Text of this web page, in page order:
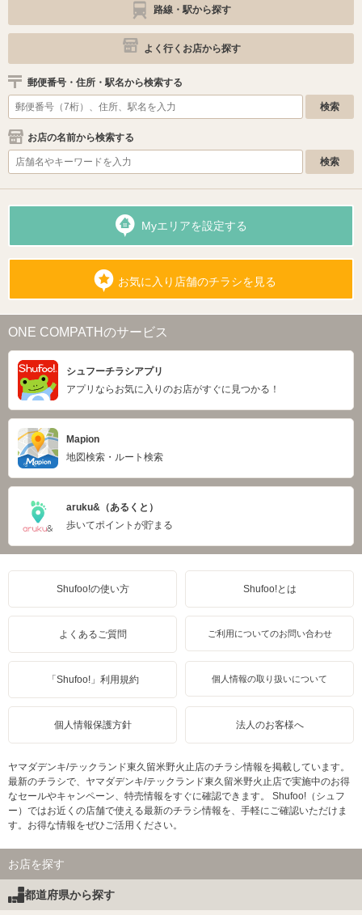
路線・駅から探す
よく行くお店から探す
郵便番号・住所・駅名から検索する
お店の名前から検索する
Myエリアを設定する
お気に入り店舗のチラシを見る
ONE COMPATHのサービス
シュフーチラシアプリ
アプリならお気に入りのお店がすぐに見つかる！
Mapion
地図検索・ルート検索
aruku&（あるくと）
歩いてポイントが貯まる
Shufoo!の使い方 Shufoo!とは
よくあるご質問 ご利用についてのお問い合わせ
「Shufoo!」利用規約 個人情報の取り扱いについて
個人情報保護方針 法人のお客様へ
ヤマダデンキ/テックランド東久留米野火止店のチラシ情報を掲載しています。
最新のチラシで、ヤマダデンキ/テックランド東久留米野火止店で実施中のお得
なセールやキャンペーン、特売情報をすぐに確認できます。 Shufoo!（シュフ
ー）ではお近くの店舗で使える最新のチラシ情報を、手軽にご確認いただけま
す。お得な情報をぜひご活用ください。
お店を探す
都道府県から探す